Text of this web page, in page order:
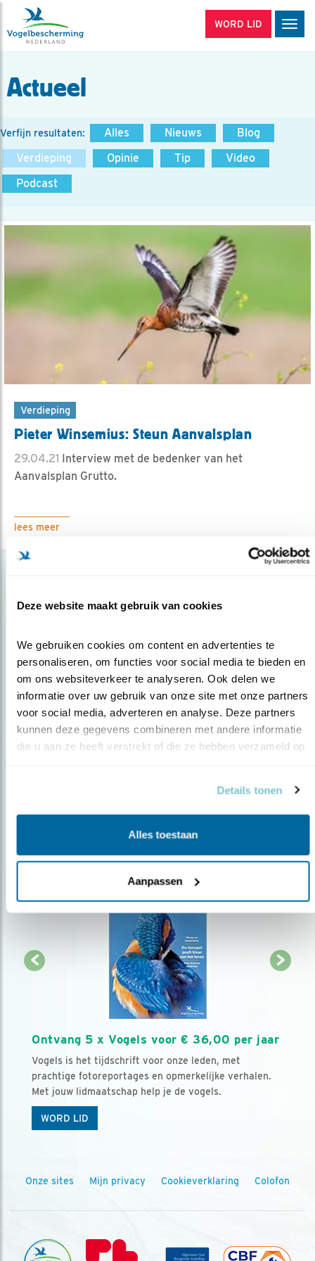
Deze website maakt gebruik van cookies
We gebruiken cookies om content en advertenties te
personaliseren, om functies voor social media te bieden en
om ons websiteverkeer te analyseren. Ook delen we
informatie over uw gebruik van onze site met onze partners
voor social media, adverteren en analyse. Deze partners
kunnen deze gegevens combineren met andere informatie
die u aan ze heeft verstrekt of die ze hebben verzameld op
Details tonen
Alles toestaan
Aanpassen
WORD LID
Actueel
Verfijn resultaten: Alles Nieuws
Blog
Verdieping
Opinie Tip
Video
Podcast
Verdieping
Pieter Winsemius: Steun Aanvalsplan
29.04.21 Interview met de bedenker van het
Aanvalsplan Grutto.
lees meer
Op de hoogte blijven?
Meld je aan en ontvang nieuws, inspiratie, acties en tips
over vogels en activiteiten van Vogelbescherming.
AANMELDEN VOGELNIEUWS
Ontvang 5 x Vogels voor € 36,00 per jaar
Vogels is het tijdschrift voor onze leden, met
prachtige fotoreportages en opmerkelijke verhalen.
Met jouw lidmaatschap help je de vogels.
WORD LID
Onze sites Mijn privacy Cookieverklaring Colofon